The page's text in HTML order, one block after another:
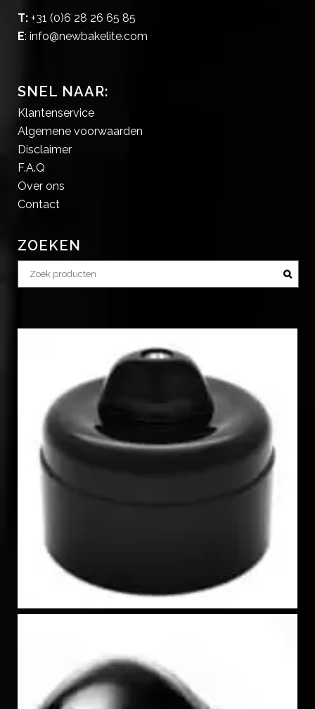
T: +31 (0)6 28 26 65 85
E: info@newbakelite.com
SNEL NAAR:
Klantenservice
Algemene voorwaarden
Disclaimer
F.A.Q
Over ons
Contact
ZOEKEN